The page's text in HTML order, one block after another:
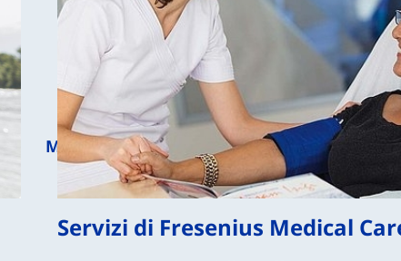
Media Chi siamo
Servizi di Fresenius Medical